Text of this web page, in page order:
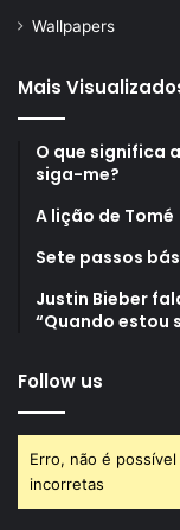
Wallpapers
Mais
O que significa
siga-me?
A lição de Tomé
Sete passos
Justin Bieber
“Quando estou
Follow us
Erro, não é
incorretas